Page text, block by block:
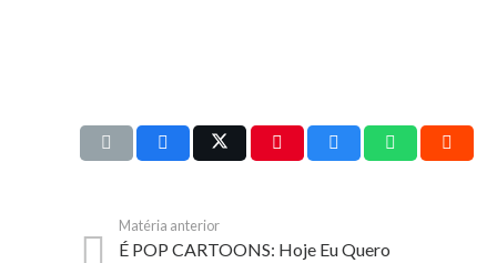
Matéria anterior
É POP CARTOONS: Hoje Eu Quero